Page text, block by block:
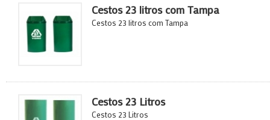
Cestos 23 litros com Tampa
Cestos 23 litros com Tampa
Cestos 23 Litros
Cestos 23 Litros